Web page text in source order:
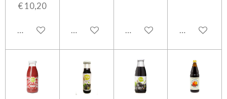
€ 10,20
In winkelwagenIn winkelwagenIn winkelwagenIn